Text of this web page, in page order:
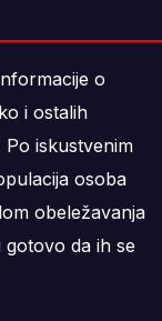
o
i ostalih
iskustvenim
osoba
obeležavanja
da ih se